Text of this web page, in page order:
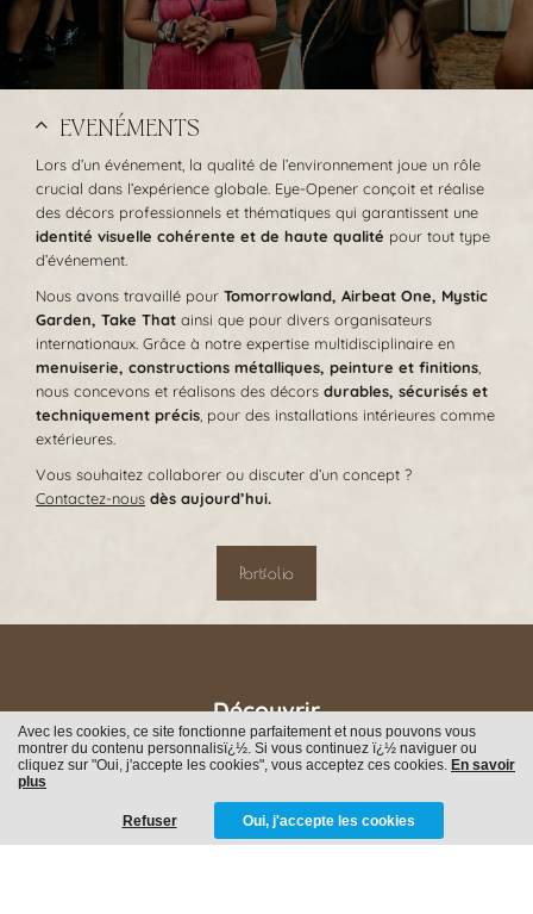
EVENÉMENTS
Lors d’un événement, la qualité de l’environnement joue un rôle
crucial dans l’expérience globale. Eye-Opener conçoit et réalise
des décors professionnels et thématiques qui garantissent une
identité visuelle cohérente et de haute qualité pour tout type
d’événement.
Nous avons travaillé pour Tomorrowland, Airbeat One, Mystic
Garden, Take That ainsi que pour divers organisateurs
internationaux. Grâce à notre expertise multidisciplinaire en
menuiserie, constructions métalliques, peinture et finitions,
nous concevons et réalisons des décors durables, sécurisés et
techniquement précis, pour des installations intérieures comme
extérieures.
Vous souhaitez collaborer ou discuter d’un concept ?
Contactez-nous dès aujourd’hui.
Portfolio
Découvrir
Themed Landscaping
Intérieur
À propos de nous
Avec les cookies, ce site fonctionne parfaitement et nous pouvons vous
montrer du contenu personnalisï¿½. Si vous continuez ï¿½ naviguer ou
cliquez sur "Oui, j'accepte les cookies", vous acceptez ces cookies. En savoir
plus
Refuser Oui, j'accepte les cookies